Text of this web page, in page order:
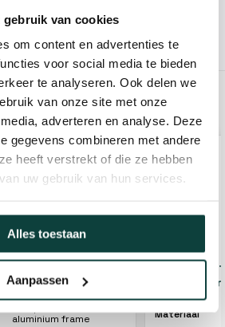
gebruik van cookies
om content en advertenties te
voor social media te bieden
te analyseren. Ook delen we
van onze site met onze
adverteren en analyse. Deze
gegevens combineren met andere
heeft verstrekt of die ze hebben
uw gebruik van hun services.
Alles toestaan
Aanpassen
PRODUCTEN
frame
aluminium frame
Composiet
cm met
Materiaal